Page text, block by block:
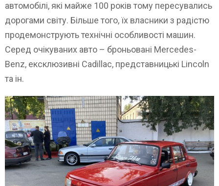
автомобілі, які майже 100 років тому пересувались
дорогами світу. Більше того, їх власники з радістю
продемонструють технічні особливості машин.
Серед очікуваних авто – броньовані Mercedes-
Benz, ексклюзивні Cadillac, представницькі Lincoln
та ін.